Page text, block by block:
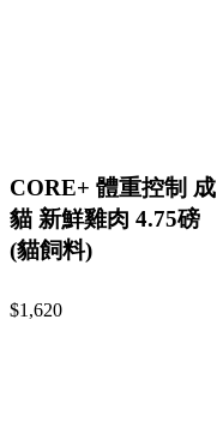
CORE+ 體重控制 成
貓 新鮮雞肉 4.75磅
(貓飼料)
$1,620